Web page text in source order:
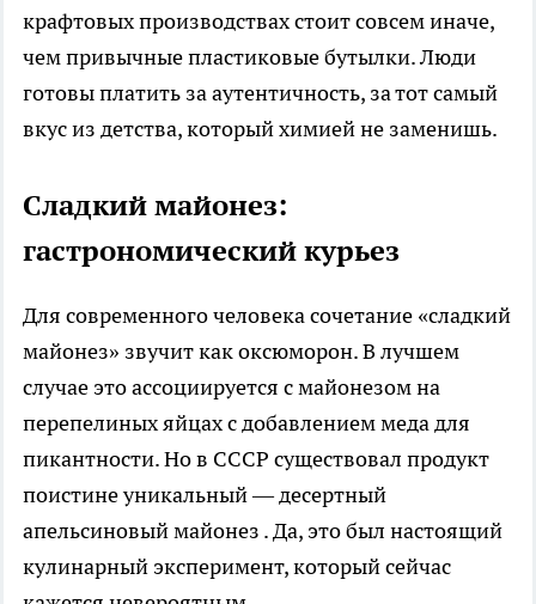
крафтовых производствах стоит совсем иначе,
чем привычные пластиковые бутылки. Люди
готовы платить за аутентичность, за тот самый
вкус из детства, который химией не заменишь.
Сладкий майонез:
гастрономический курьез
Для современного человека сочетание «сладкий
майонез» звучит как оксюморон. В лучшем
случае это ассоциируется с майонезом на
перепелиных яйцах с добавлением меда для
пикантности. Но в СССР существовал продукт
поистине уникальный — десертный
апельсиновый майонез . Да, это был настоящий
кулинарный эксперимент, который сейчас